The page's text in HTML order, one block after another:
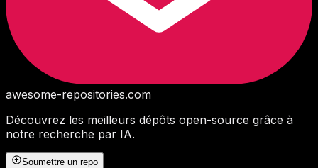
awesome-repositories.com
Découvrez les meilleurs dépôts open-source grâce à
notre recherche par IA.
Soumettre un repo